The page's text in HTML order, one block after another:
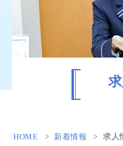
HOME 新着情報 求人